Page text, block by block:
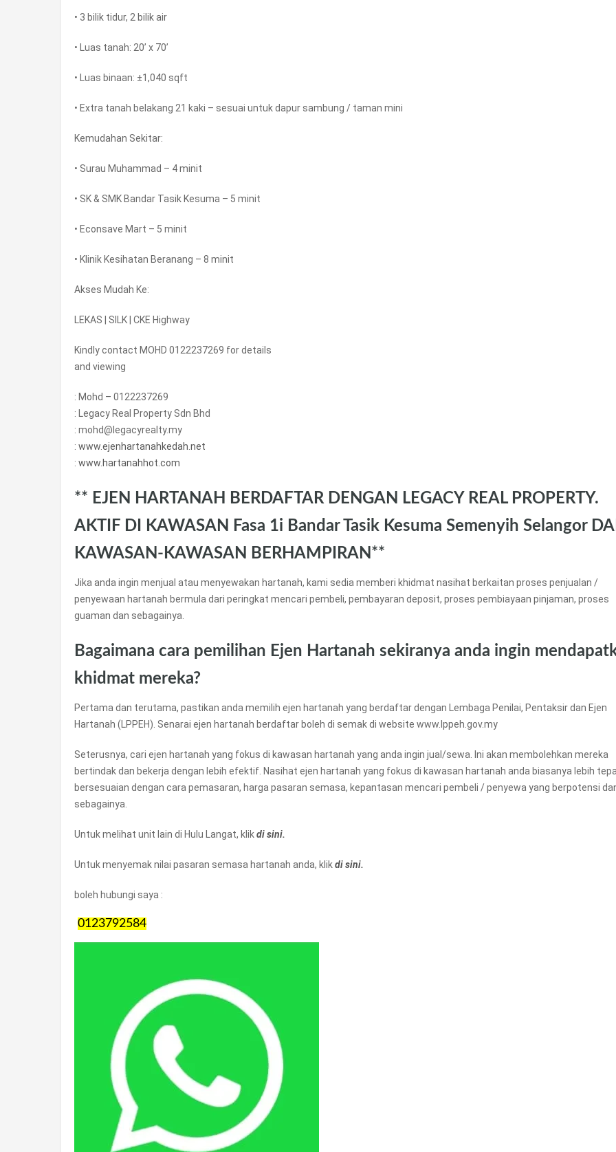
• 3 bilik tidur, 2 bilik air
• Luas tanah: 20’ x 70’
• Luas binaan: ±1,040 sqft
• Extra tanah belakang 21 kaki – sesuai untuk dapur sambung / taman mini
Kemudahan Sekitar:
• Surau Muhammad – 4 minit
• SK & SMK Bandar Tasik Kesuma – 5 minit
• Econsave Mart – 5 minit
• Klinik Kesihatan Beranang – 8 minit
Akses Mudah Ke:
LEKAS | SILK | CKE Highway
Kindly contact MOHD 0122237269 for details
and viewing
: Mohd – 0122237269
: Legacy Real Property Sdn Bhd
: mohd@legacyrealty.my
: www.ejenhartanahkedah.net
: www.hartanahhot.com
** EJEN HARTANAH BERDAFTAR DENGAN LEGACY REAL PROPERTY.
AKTIF DI KAWASAN Fasa 1i Bandar Tasik Kesuma Semenyih Selangor
KAWASAN-KAWASAN BERHAMPIRAN**
Jika anda ingin menjual atau menyewakan hartanah, kami sedia memberi khidmat nasihat berkaitan proses penjualan /
penyewaan hartanah bermula dari peringkat mencari pembeli, pembayaran deposit, proses pembiayaan pinjaman, proses
guaman dan sebagainya.
Bagaimana cara pemilihan Ejen Hartanah sekiranya anda ingin
khidmat mereka?
Pertama dan terutama, pastikan anda memilih ejen hartanah yang berdaftar dengan Lembaga Penilai, Pentaksir dan Ejen
Hartanah (LPPEH). Senarai ejen hartanah berdaftar boleh di semak di website www.lppeh.gov.my
Seterusnya, cari ejen hartanah yang fokus di kawasan hartanah yang anda ingin jual/sewa. Ini akan membolehkan mereka
bertindak dan bekerja dengan lebih efektif. Nasihat ejen hartanah yang fokus di kawasan hartanah anda biasanya lebih
bersesuaian dengan cara pemasaran, harga pasaran semasa, kepantasan mencari pembeli / penyewa yang berpotensi
sebagainya.
Untuk melihat unit lain di Hulu Langat, klikdi sini.
Untuk menyemak nilai pasaran semasa hartanah anda, klikdi sini.
boleh hubungi saya :
0123792584